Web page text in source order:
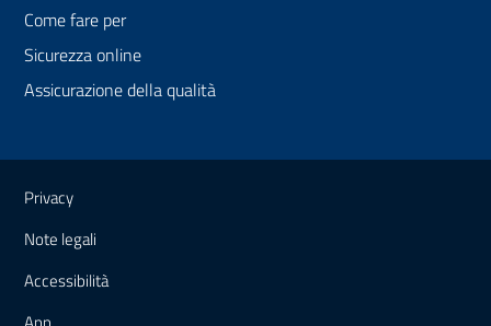
Come fare per
Sicurezza online
Assicurazione della qualità
Link e informazioni utili
Privacy
Note legali
Accessibilità